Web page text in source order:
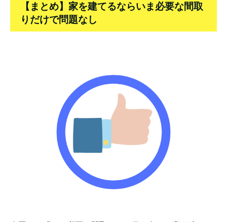
【まとめ】家を建てるならいま必要な間取
りだけで問題なし